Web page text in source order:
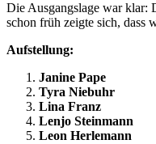
Die Ausgangslage war klar:
schon früh zeigte sich, dass
Aufstellung:
Janine Pape
Tyra Niebuhr
Lina Franz
Lenjo Steinmann
Leon Herlemann